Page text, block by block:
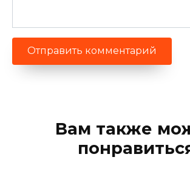
Вам также